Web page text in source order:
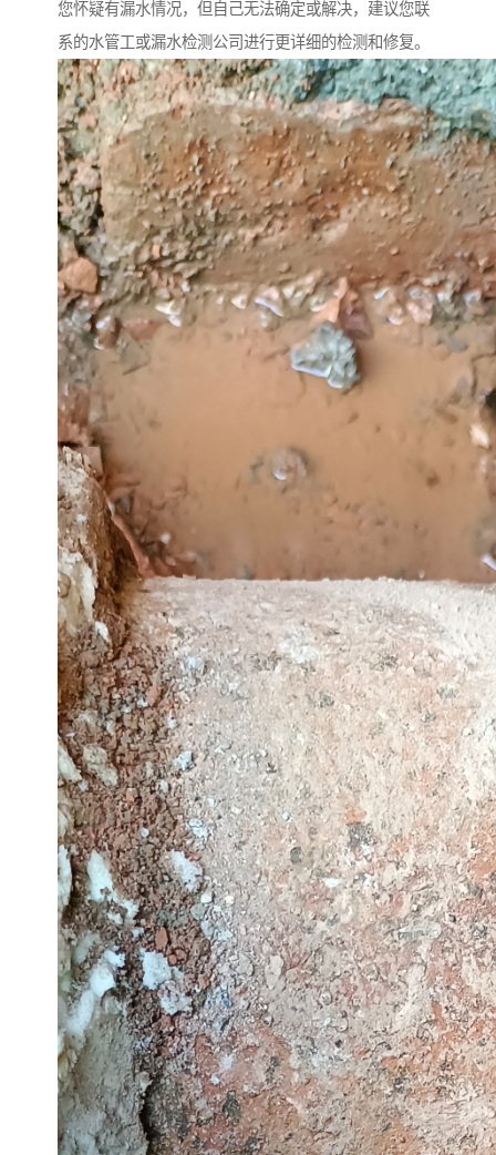
您怀疑有漏水情况，但自己无法确定或解决，建议您联
系的水管工或漏水检测公司进行更详细的检测和修复。